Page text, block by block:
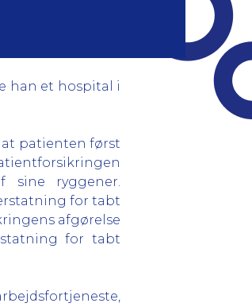
han et hospital i
patienten først
sine ryggener.
for tabt
afgørelse
for tabt